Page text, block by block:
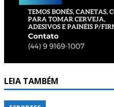
LEIA TAMBÉM